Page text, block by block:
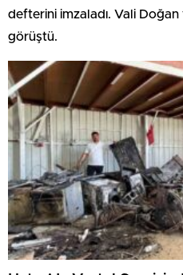
defterini imzaladı. Vali
görüştü.